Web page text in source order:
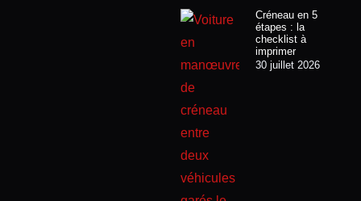
Créneau en 5
étapes : la
checklist à
imprimer
30 juillet 2026